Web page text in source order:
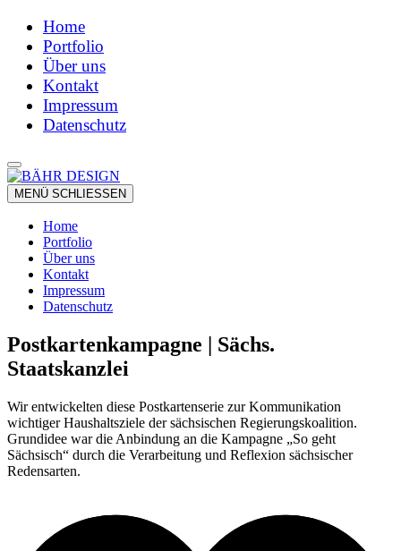
Home
Portfolio
Über uns
Kontakt
Impressum
Datenschutz
MENÜ SCHLIESSEN
Home
Portfolio
Über uns
Kontakt
Impressum
Datenschutz
Postkartenkampagne | Sächs.
Staatskanzlei
Wir entwickelten diese Postkartenserie zur Kommunikation
wichtiger Haushaltsziele der sächsischen Regierungskoalition.
Grundidee war die Anbindung an die Kampagne „So geht
Sächsisch“ durch die Verarbeitung und Reflexion sächsischer
Redensarten.